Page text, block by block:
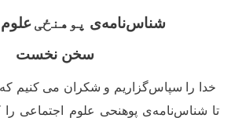
شناسنامهی پوهنځی
سخن نخست
خدا را سپاس‌گزاریم و شکران می ‌کنیم
تا شناس‌نامهی پوهنحی علوم اجتماعی